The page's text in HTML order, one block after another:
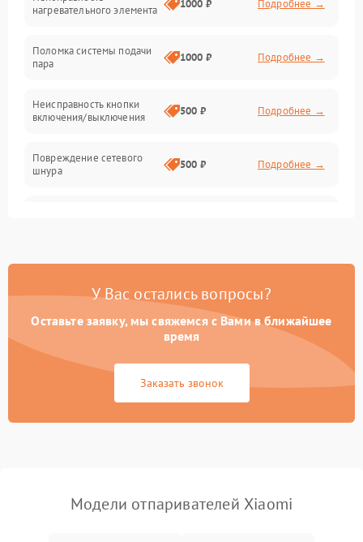
нагревательного элемента
1000 ₽ Подробнее →
Поломка системы подачи
пара
1000 ₽ Подробнее →
Неисправность кнопки
включения/выключения
500 ₽ Подробнее →
Повреждение сетевого
шнура
500 ₽ Подробнее →
Поломка системы
500 ₽ Подробнее →
Поломка системы защиты
от короткого замыкания
1000 ₽ Подробнее →
Поломка системы защиты
1000 ₽ Подробнее →
У Вас остались вопросы?
Оставьте заявку, мы свяжемся с Вами в ближайшее
время
Заказать звонок
Модели отпаривателей Xiaomi